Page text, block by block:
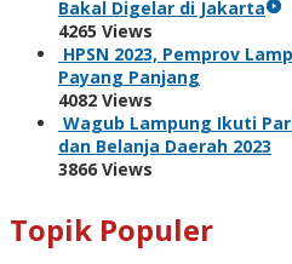
Bakal Digelar di Jakarta
4265 Views
HPSN 2023, Pemprov
Payang Panjang
4082 Views
Wagub Lampung Ikuti
dan Belanja Daerah 2023
3866 Views
Topik Populer